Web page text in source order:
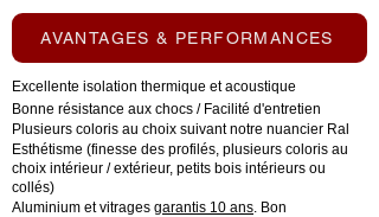
AVANTAGES & PERFORMANCES
Excellente isolation thermique et acoustique
Bonne résistance aux chocs / Facilité d'entretien
Plusieurs coloris au choix suivant notre nuancier Ral
Esthétisme (finesse des profilés, plusieurs coloris au
choix intérieur / extérieur, petits bois intérieurs ou
collés)
Aluminium et vitrages garantis 10 ans. Bon